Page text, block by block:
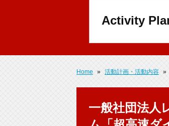
Activity
Home » 活動計画・活動内容 »
一般社団法人